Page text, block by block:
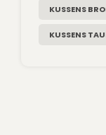
KUSSENS
KUSSENS